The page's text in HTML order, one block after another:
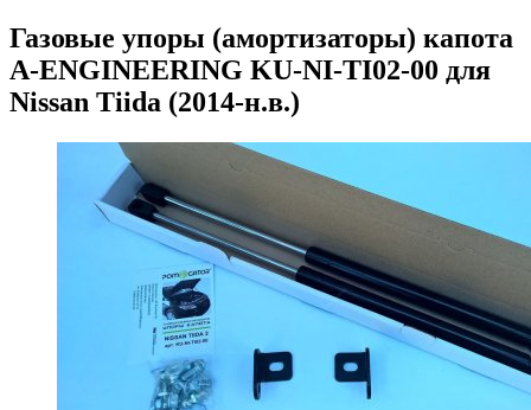
Газовые упоры (амортизаторы) капота
A-ENGINEERING KU-NI-TI02-00 для
Nissan Tiida (2014-н.в.)